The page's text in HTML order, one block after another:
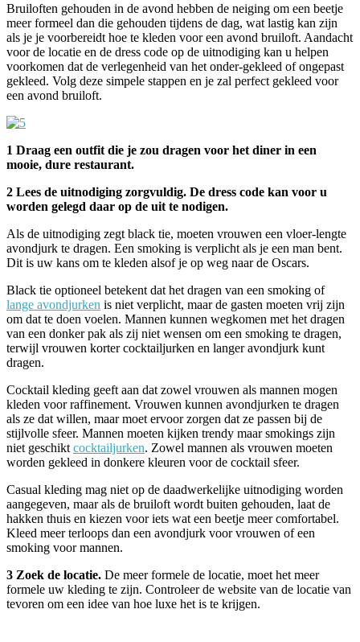
Bruiloften gehouden in de avond hebben de neiging om een beetje
meer formeel dan die gehouden tijdens de dag, wat lastig kan zijn
als je je voorbereidt hoe te kleden voor een avond bruiloft. Aandacht
voor de locatie en de dress code op de uitnodiging kan u helpen
voorkomen dat de verlegenheid van het onder-gekleed of ongepast
gekleed. Volg deze simpele stappen en je zal perfect gekleed voor
een avond bruiloft.
1 Draag een outfit die je zou dragen voor het diner in een
mooie, dure restaurant.
2 Lees de uitnodiging zorgvuldig. De dress code kan voor u
worden gelegd daar op de uit te nodigen.
Als de uitnodiging zegt black tie, moeten vrouwen een vloer-lengte
avondjurk te dragen. Een smoking is verplicht als je een man bent.
Dit is uw kans om te kleden alsof je op weg naar de Oscars.
Black tie optioneel betekent dat het dragen van een smoking of
lange avondjurken is niet verplicht, maar de gasten moeten vrij zijn
om dat te doen voelen. Mannen kunnen wegkomen met het dragen
van een donker pak als zij niet wensen om een ​​smoking te dragen,
terwijl vrouwen korter cocktailjurken en langer avondjurk kunt
dragen.
Cocktail kleding geeft aan dat zowel vrouwen als mannen mogen
kleden voor raffinement. Vrouwen kunnen avondjurken te dragen
als ze dat willen, maar moet ervoor zorgen dat ze passen bij de
stijlvolle sfeer. Mannen moeten kijken trendy maar smokings zijn
niet geschikt cocktailjurken. Zowel mannen als vrouwen moeten
worden gekleed in donkere kleuren voor de cocktail sfeer.
Casual kleding mag niet op de daadwerkelijke uitnodiging worden
aangegeven, maar als de bruiloft wordt buiten gehouden, laat de
hakken thuis en kiezen voor iets wat een beetje meer comfortabel.
Kleed meer terloops dan een avondjurk voor vrouwen of een
smoking voor mannen.
3 Zoek de locatie. De meer formele de locatie, moet het meer
formele uw kleding te zijn. Controleer de website van de locatie van
tevoren om een ​​idee van hoe luxe het is te krijgen.